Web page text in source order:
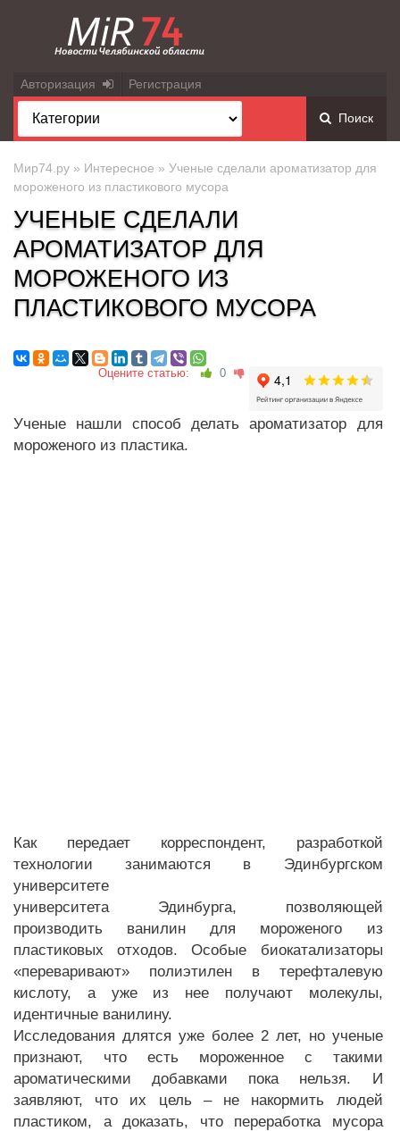
Авторизация Регистрация
Поиск
Мир74.ру » Интересное » Ученые сделали ароматизатор для
мороженого из пластикового мусора
УЧЕНЫЕ СДЕЛАЛИ
АРОМАТИЗАТОР ДЛЯ
МОРОЖЕНОГО ИЗ
ПЛАСТИКОВОГО МУСОРА
Оцените статью: 0
Ученые нашли способ делать ароматизатор для
мороженого из пластика.
Как передает корреспондент, разработкой
технологии занимаются в Эдинбургском
университете
университета Эдинбурга, позволяющей
производить ванилин для мороженого из
пластиковых отходов. Особые биокатализаторы
«переваривают» полиэтилен в терефталевую
кислоту, а уже из нее получают молекулы,
идентичные ванилину.
Исследования длятся уже более 2 лет, но ученые
признают, что есть мороженное с такими
ароматическими добавками пока нельзя. И
заявляют, что их цель – не накормить людей
пластиком, а доказать, что переработка мусора